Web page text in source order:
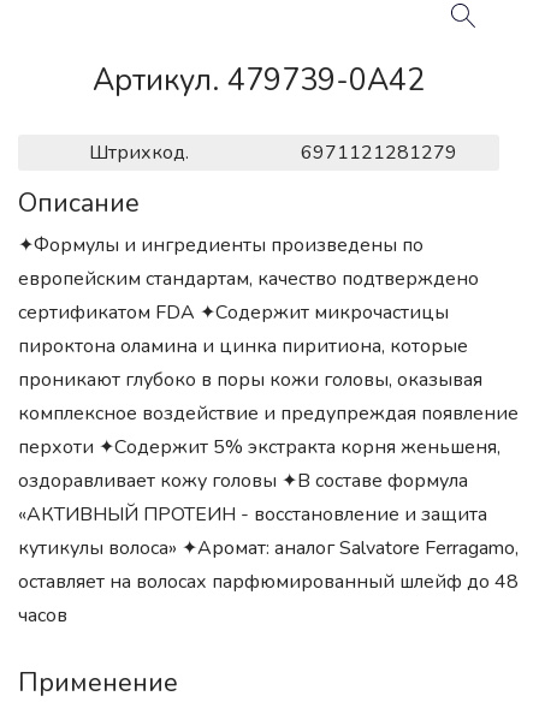
Артикул. 479739-0A42
Штрихкод. 6971121281279
Описание
✦Формулы и ингредиенты произведены по
европейским стандартам, качество подтверждено
сертификатом FDA ✦Содержит микрочастицы
пироктона оламина и цинка пиритиона, которые
проникают глубоко в поры кожи головы, оказывая
комплексное воздействие и предупреждая появление
перхоти ✦Содержит 5% экстракта корня женьшеня,
оздоравливает кожу головы ✦В составе формула
«АКТИВНЫЙ ПРОТЕИН - восстановление и защита
кутикулы волоса» ✦Аромат: аналог Salvatore Ferragamo,
оставляет на волосах парфюмированный шлейф до 48
часов
Применение